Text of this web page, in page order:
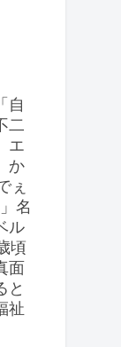
自
二
エ
か
ぇ
名
ル
頃
面
と
祉